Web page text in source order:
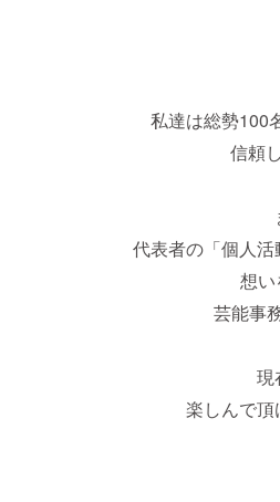
私達は総勢100
信頼
代表者の「個人
想
芸能事
現
楽しんで頂